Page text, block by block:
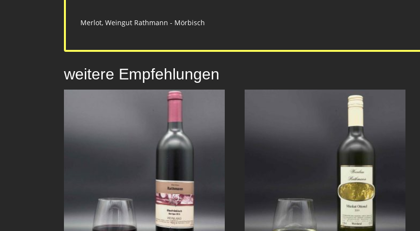
Merlot, Weingut Rathmann - Mörbisch
weitere Empfehlungen